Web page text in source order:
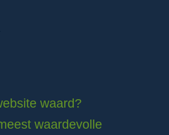
waard?
waardevolle